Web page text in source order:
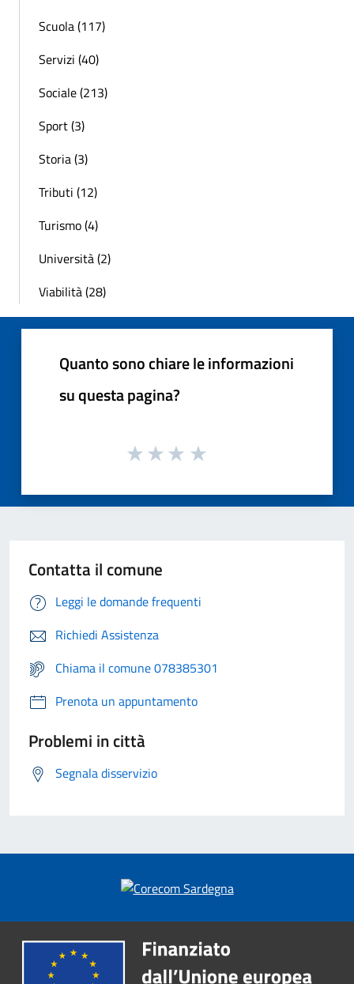
Scuola (117)
Servizi (40)
Sociale (213)
Sport (3)
Storia (3)
Tributi (12)
Turismo (4)
Università (2)
Viabilità (28)
Quanto sono chiare le informazioni
su questa pagina?
Contatta il comune
Leggi le domande frequenti
Richiedi Assistenza
Chiama il comune 078385301
Prenota un appuntamento
Problemi in città
Segnala disservizio